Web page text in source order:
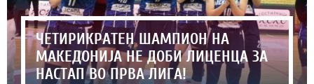
ЧЕТИРИКРАТЕН ШАМПИОН НА
МАКЕДОНИЈА НЕ ДОБИ ЛИЦЕНЦА ЗА
НАСТАП ВО ПРВА ЛИГА!